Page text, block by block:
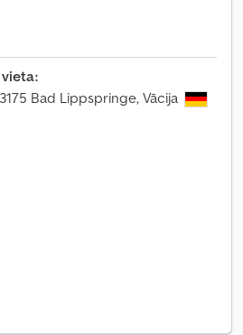
Bad Lippspringe, Vācija